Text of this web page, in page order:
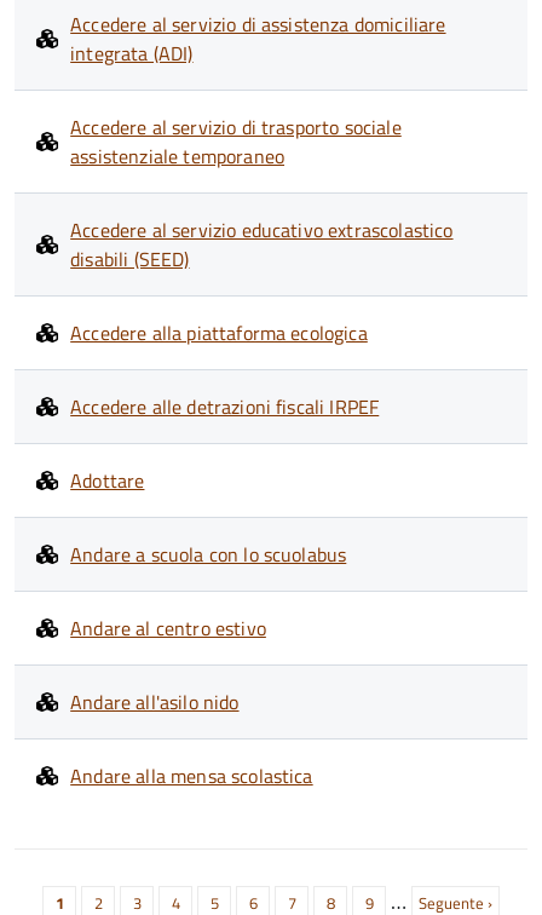
Accedere al servizio di assistenza domiciliare
integrata (ADI)
Accedere al servizio di trasporto sociale
assistenziale temporaneo
Accedere al servizio educativo extrascolastico
disabili (SEED)
Accedere alla piattaforma ecologica
Accedere alle detrazioni fiscali IRPEF
Adottare
Andare a scuola con lo scuolabus
Andare al centro estivo
Andare all'asilo nido
Andare alla mensa scolastica
Paginazione
Pagina
1 Pagina
2 Pagina
3 Pagina
4 Pagina
5 Pagina
6 Pagina
7 Pagina
8 Pagina
9 … Prossima
Seguente ›